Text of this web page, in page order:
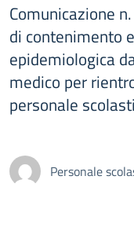
Comunicazione
di contenimento
epidemiologica
medico per
personale
Personale